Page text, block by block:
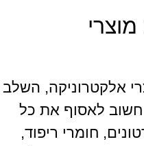
אלקטרוניקה, השלב
חשוב לאסוף את כל
חומרי ריפוד,